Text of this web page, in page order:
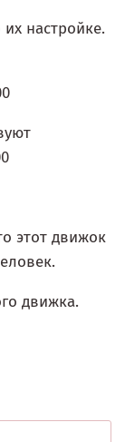
настройке.
этот движок
движка.